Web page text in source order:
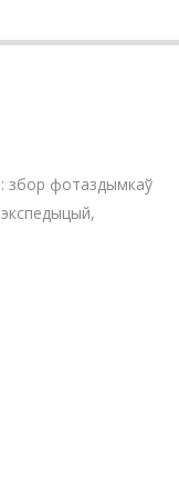
збор фотаздымкаў